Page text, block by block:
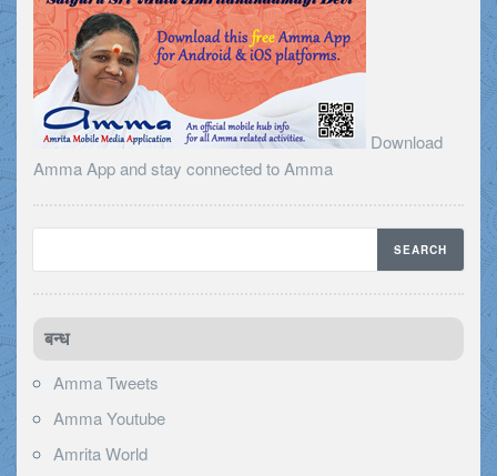
Download
Amma App and stay connected to Amma
बन्ध
Amma Tweets
Amma Youtube
Amrita World